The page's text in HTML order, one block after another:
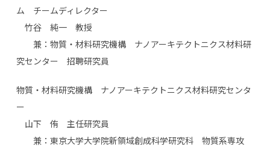
ム チームディレクター
竹谷 純一 教授
兼：物質・材料研究機構 ナノアーキテクトニクス材料研
究センター 招聘研究員
物質・材料研究機構 ナノアーキテクトニクス材料研究センタ
ー
山下 侑 主任研究員
兼：東京大学大学院新領域創成科学研究科 物質系専攻